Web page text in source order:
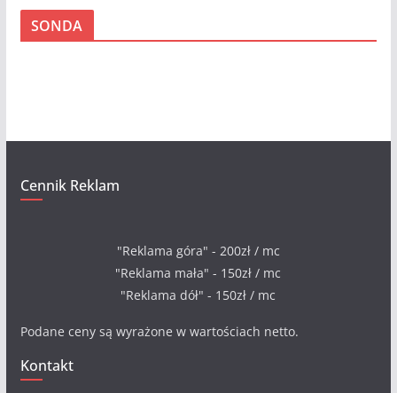
c
SONDA
Cennik Reklam
"Reklama góra" - 200zł / mc
"Reklama mała" - 150zł / mc
"Reklama dół" - 150zł / mc
Podane ceny są wyrażone w wartościach netto.
Kontakt